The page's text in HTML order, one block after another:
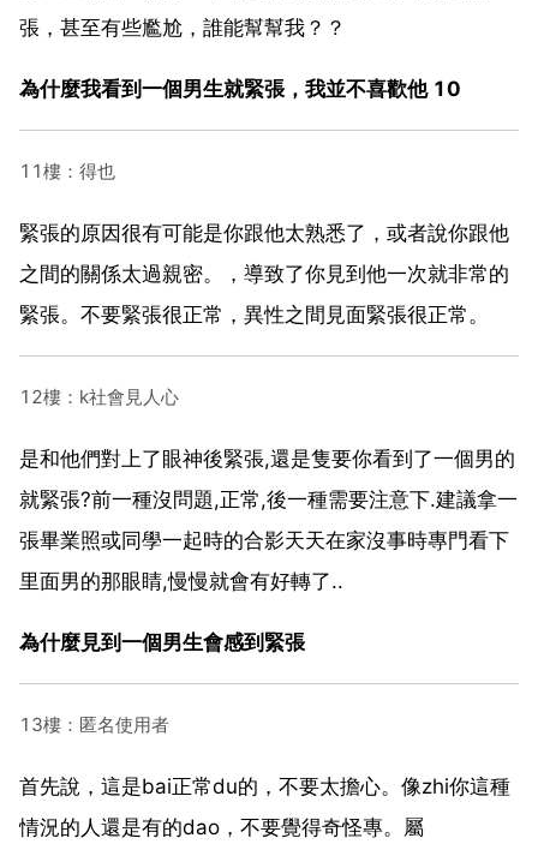
張，甚至有些尷尬，誰能幫幫我？？
為什麼我看到一個男生就緊張，我並不喜歡他 10
11樓：得也
緊張的原因很有可能是你跟他太熟悉了，或者說你跟他
之間的關係太過親密。，導致了你見到他一次就非常的
緊張。不要緊張很正常，異性之間見面緊張很正常。
12樓：k社會見人心
是和他們對上了眼神後緊張,還是隻要你看到了一個男的
就緊張?前一種沒問題,正常,後一種需要注意下.建議拿一
張畢業照或同學一起時的合影天天在家沒事時專門看下
里面男的那眼睛,慢慢就會有好轉了..
為什麼見到一個男生會感到緊張
13樓：匿名使用者
首先說，這是bai正常du的，不要太擔心。像zhi你這種
情況的人還是有的dao，不要覺得奇怪專。屬